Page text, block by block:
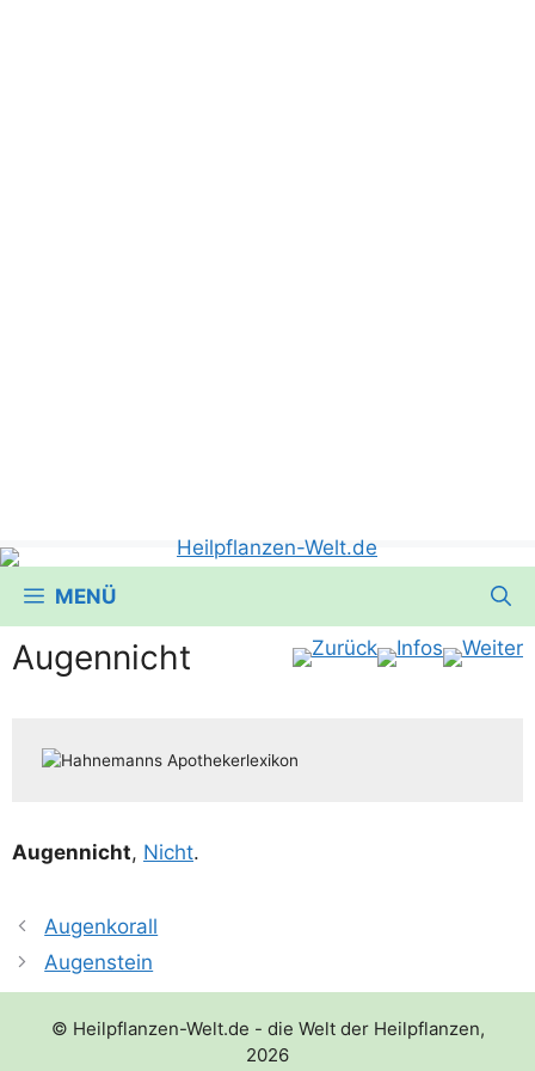
MENÜ
Augennicht
Augen­nicht, Nicht.
Augenkorall
Augenstein
© Heilpflanzen-Welt.de - die Welt der Heilpflanzen,
2026